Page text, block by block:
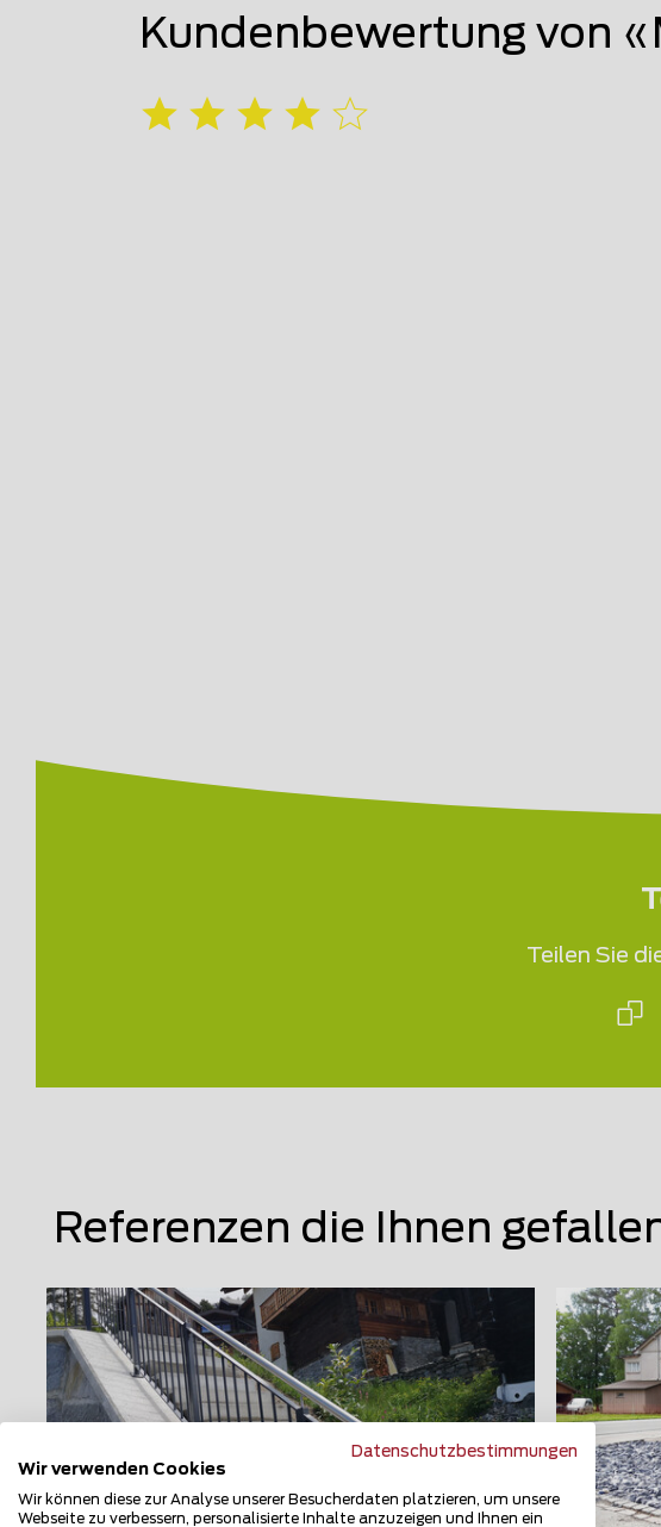
Kundenbewertung von
Teilen Sie
Referenzen die Ihnen
Datenschutzbestimmungen
Wir verwenden Cookies
Wir können diese zur Analyse unserer Besucherdaten platzieren, um unsere
Webseite zu verbessern, personalisierte Inhalte anzuzeigen und Ihnen ein